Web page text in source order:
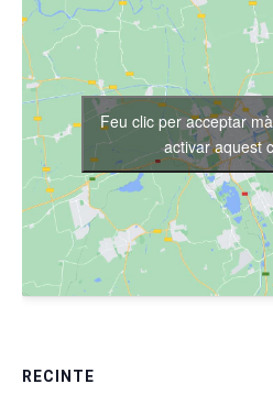
RECINTE
Feu clic per acceptar
activar aquest